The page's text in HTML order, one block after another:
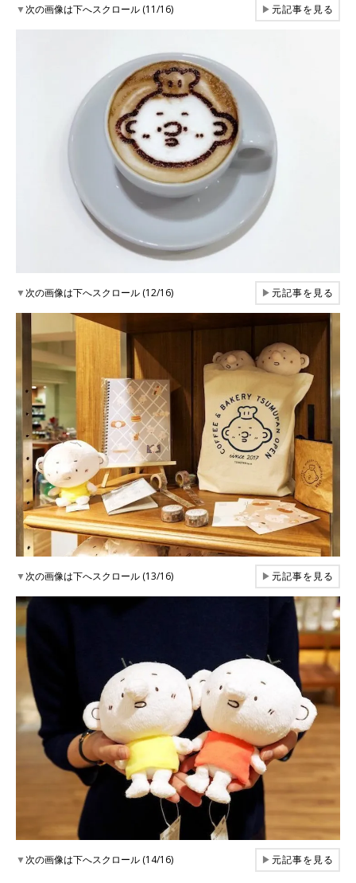
▼次の画像は下へスクロール (11/16) ▶元記事を見る
▼次の画像は下へスクロール (12/16) ▶元記事を見る
▼次の画像は下へスクロール (13/16) ▶元記事を見る
▼次の画像は下へスクロール (14/16) ▶元記事を見る